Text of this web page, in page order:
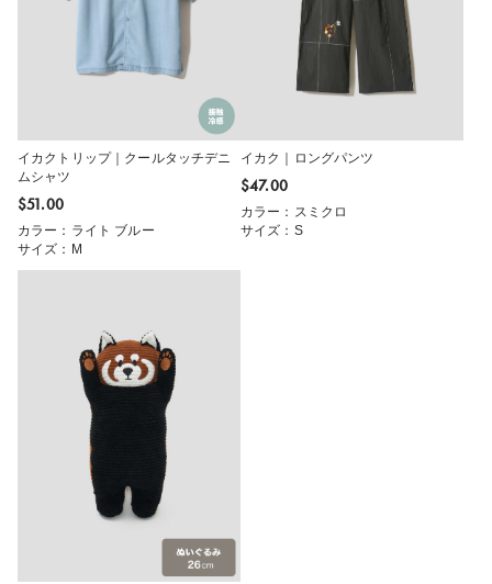
イカクトリップ｜クールタッチデニ
ムシャツ
$‌51.00
カラー：ライト ブルー
サイズ：M
イカク｜ロングパンツ
$‌47.00
カラー：スミクロ
サイズ：S